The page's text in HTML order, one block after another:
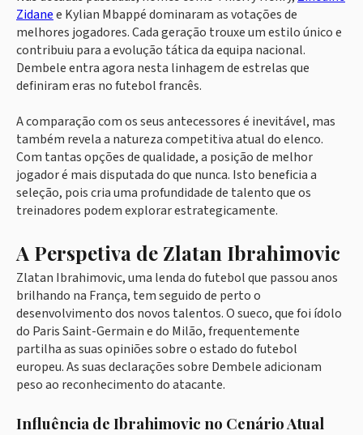
Zidanee Kylian Mbappé dominaram as votações de
melhores jogadores. Cada geração trouxe um estilo único e
contribuiu para a evolução tática da equipa nacional.
Dembele entra agora nesta linhagem de estrelas que
definiram eras no futebol francês.
A comparação com os seus antecessores é inevitável, mas
também revela a natureza competitiva atual do elenco.
Com tantas opções de qualidade, a posição de melhor
jogador é mais disputada do que nunca. Isto beneficia a
seleção, pois cria uma profundidade de talento que os
treinadores podem explorar estrategicamente.
A Perspetiva de Zlatan Ibrahimovic
Zlatan Ibrahimovic, uma lenda do futebol que passou anos
brilhando na França, tem seguido de perto o
desenvolvimento dos novos talentos. O sueco, que foi ídolo
do Paris Saint-Germain e do Milão, frequentemente
partilha as suas opiniões sobre o estado do futebol
europeu. As suas declarações sobre Dembele adicionam
peso ao reconhecimento do atacante.
Influência de Ibrahimovic no Cenário Atual